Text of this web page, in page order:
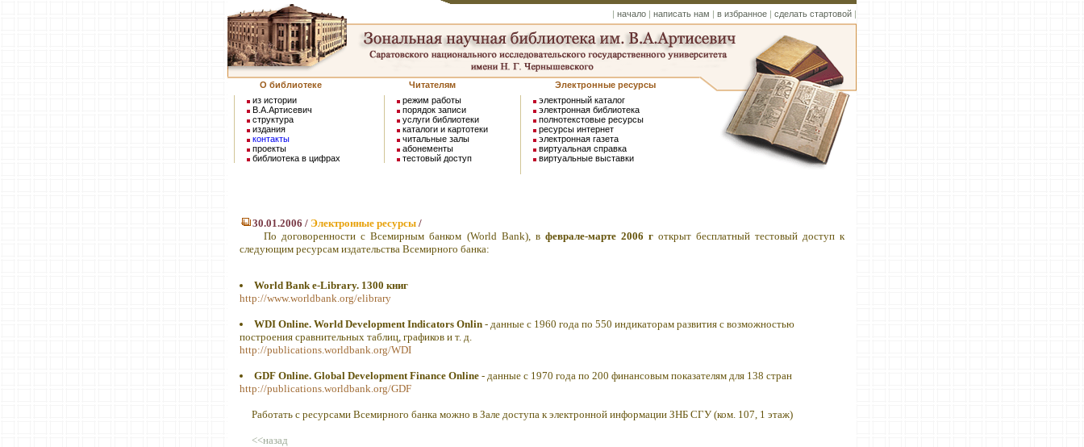
| начало | написать нам | в избранное | сделать стартовой |
О библиотеке Читателям
Электронные ресурсы
из истории
В.А.Артисевич
структура
издания
контакты
проекты
библиотека в цифрах
режим работы
порядок записи
услуги библиотеки
каталоги и картотеки
читальные залы
абонементы
тестовый доступ
электронный каталог
электронная библиотека
полнотекстовые ресурсы
ресурсы интернет
электронная газета
виртуальная справка
виртуальные выставки
30.01.2006 / Электронные ресурсы /
По договоренности с Всемирным банком (World Bank), в феврале-марте 2006 готкрыт бесплатный тестовый доступ к
следующим ресурсам издательства Всемирного банка:
World Bank e-Library. 1300 книг
http://www.worldbank.org/elibrary
WDI Online. World Development Indicators Onlin - данные с 1960 года по 550 индикаторам развития с возможностью
построения сравнительных таблиц, графиков и т. д.
http://publications.worldbank.org/WDI
GDF Online. Global Development Finance Online - данные с 1970 года по 200 финансовым показателям для 138 стран
http://publications.worldbank.org/GDF
Работать с ресурсами Всемирного банка можно в Зале доступа к электронной информации ЗНБ СГУ (ком. 107, 1 этаж)
<<назад